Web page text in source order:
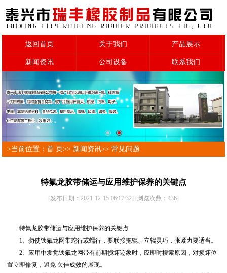
返回首页 关于我们 产品展示
新闻资讯 公司设备 联系我们
>当前位置：首 页>> 新闻资讯>>常见问题
特氟龙胶带储运与应用维护保养的关键点
[发布日期：2021-12-15 16:17:32] [浏览次数： 436]
特氟龙胶带储运与应用维护保养的关键点
1、勿使铁氟龙网带蛇行或蠕行，要联接拖辊、立辊灵巧，张紧力要适当。
2、应用中发觉铁氟龙网带有前期损坏迹象时，应即时搜索原因，对损坏位
置立即修复，避免 欠佳成效的展现。